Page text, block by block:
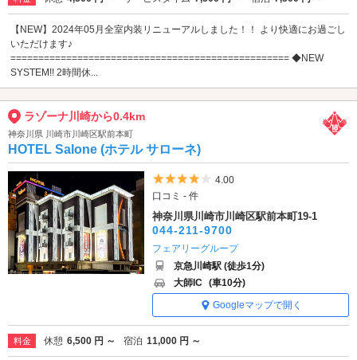
【NEW】2024年05月全室内装リニューアルしました！！ より快適にお過ごし
いただけます♪
================================================== ◆NEW
SYSTEM!! 2時間休...
ラゾーナ川崎から0.4km
神奈川県 川崎市川崎区駅前本町
HOTEL Salone (ホテル サローネ)
5つ星のうち4
4.00
口コミ - 件
神奈川県川崎市川崎区駅前本町19-1
044-211-9700
フェアリーグループ
京急川崎駅 (徒歩1分)
大師IC (車10分)
Googleマップで開く
料金 休憩 6,500 円 ～ 宿泊 11,000 円 ～